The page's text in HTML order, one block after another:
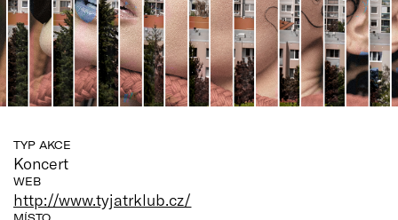
TYP AKCE
Koncert
WEB
http://www.tyjatrklub.cz/